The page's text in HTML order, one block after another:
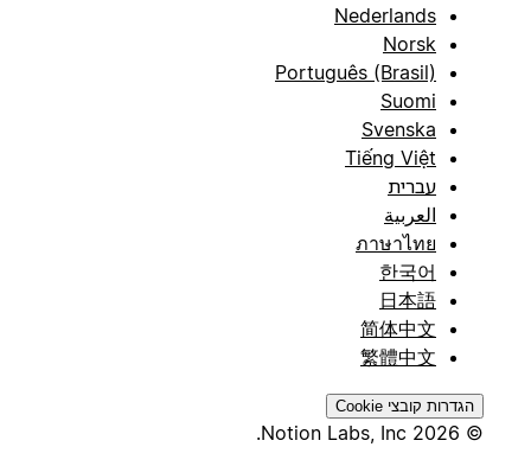
Nederlands
Norsk
Português (Brasil)
Suomi
Svenska
Tiếng Việt
עברית
العربية
ภาษาไทย
한국어
日本語
简体中文
繁體中文
הגדרות קובצי Cookie